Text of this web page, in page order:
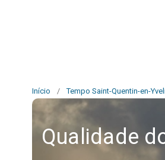
Início / Tempo Saint-Quentin-en-
Qualidade